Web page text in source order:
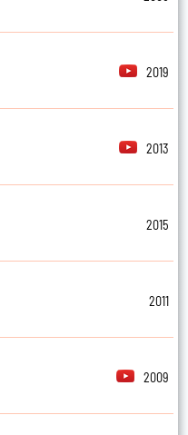
2019
2013
2015
2011
2009